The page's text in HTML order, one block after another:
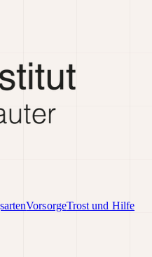
VorsorgeTrost und Hilfe